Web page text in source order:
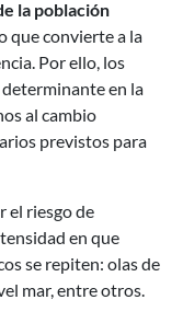
la población
que convierte a la
Por ello, los
en la
al cambio
previstos para
el riesgo de
en que
se repiten: olas de
mar, entre otros.